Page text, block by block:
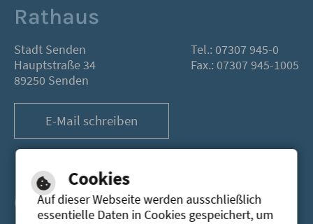
Rathaus
Stadt Senden
Hauptstraße 34
89250 Senden
Tel.: 07307 945-0
Fax.: 07307 945-1005
E-Mail schreiben
Öffnungszeiten
Cookies
Auf dieser Webseite werden ausschließlich
essentielle Daten in Cookies gespeichert, um